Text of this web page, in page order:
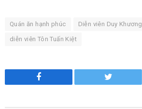
Quán ăn hạnh phúc Diễn viên Duy Khương
diễn viên Tôn Tuấn Kiệt
Facebook Twitter